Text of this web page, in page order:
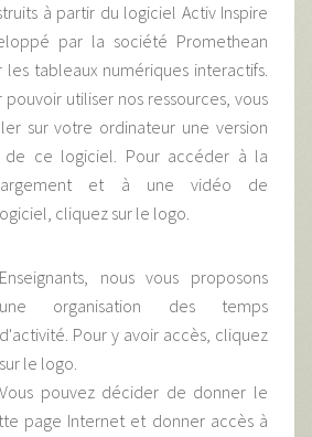
à partir du logiciel Activ Inspire
par la société Promethean
les tableaux numériques interactifs.
pouvoir utiliser nos ressources, vous
sur votre ordinateur une version
de ce logiciel. Pour accéder à la
et à une vidéo de
cliquez sur le logo.
Enseignants, nous vous proposons
une organisation des temps
d'activité. Pour y avoir accès, cliquez
sur le logo.
Vous pouvez décider de donner le
page Internet et donner accès à